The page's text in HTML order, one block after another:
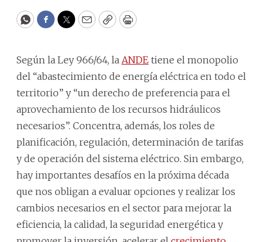
WhatsApp
Facebook
Twitter
EmailCopyPrint
Según la Ley 966/64, la ANDE tiene el monopolio
del “abastecimiento de energía eléctrica en todo el
territorio” y “un derecho de preferencia para el
aprovechamiento de los recursos hidráulicos
necesarios”. Concentra, además, los roles de
planificación, regulación, determinación de tarifas
y de operación del sistema eléctrico. Sin embargo,
hay importantes desafíos en la próxima década
que nos obligan a evaluar opciones y realizar los
cambios necesarios en el sector para mejorar la
eficiencia, la calidad, la seguridad energética y